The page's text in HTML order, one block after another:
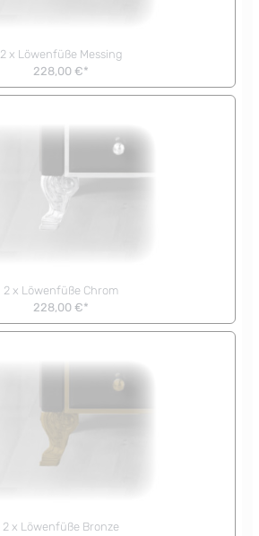
2 x Löwenfüße Messing
228,00 €*
2 x Löwenfüße Chrom
228,00 €*
2 x Löwenfüße Bronze